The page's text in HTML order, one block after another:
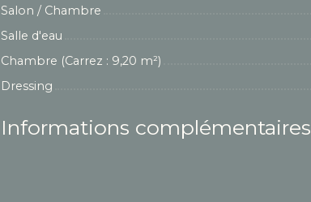
Salon / Chambre
Salle d'eau
Chambre (Carrez : 9,20 m²)
Dressing
Informations complémentaires